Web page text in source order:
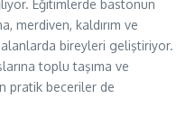
Eğitimlerde bastonun
merdiven, kaldırım ve
bireyleri geliştiriyor.
toplu taşıma ve
pratik beceriler de